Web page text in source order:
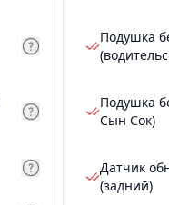
Подушка
Подушка
Сын Сок)
Датчик
(задний)